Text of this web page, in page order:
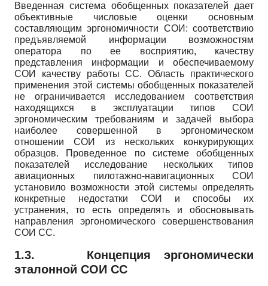
Введенная система обобщенных показателей дает
объективные числовые оценки основным
составляющим эргономичности СОИ: соответствию
предъявляемой информации возможностям
оператора по ее восприятию, качеству
представления информации и обеспечиваемому
СОИ качеству работы СС. Область практического
применения этой системы обобщенных показателей
не ограничивается исследованием соответствия
находящихся в эксплуатации типов СОИ
эргономическим требованиям и задачей выбора
наиболее совершенной в эргономическом
отношении СОИ из нескольких конкурирующих
образцов. Проведенное по системе обобщенных
показателей исследование нескольких типов
авиационных пило­тажно-навигационных СОИ
установило возможности этой системы определять
конкретные недостатки СОИ и способы их
устранения, то есть определять и обосновывать
направления эргономического совершенствования
СОИ СС.
1.3. Концепция эргономически
эталонной СОИ СС